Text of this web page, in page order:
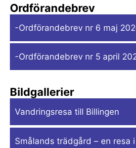
Ordförandebrev
-Ordförandebrev nr 6 maj
-Ordförandebrev nr 5 april
Bildgallerier
Vandringsresa till Billingen
Smålands trädgård – en resa